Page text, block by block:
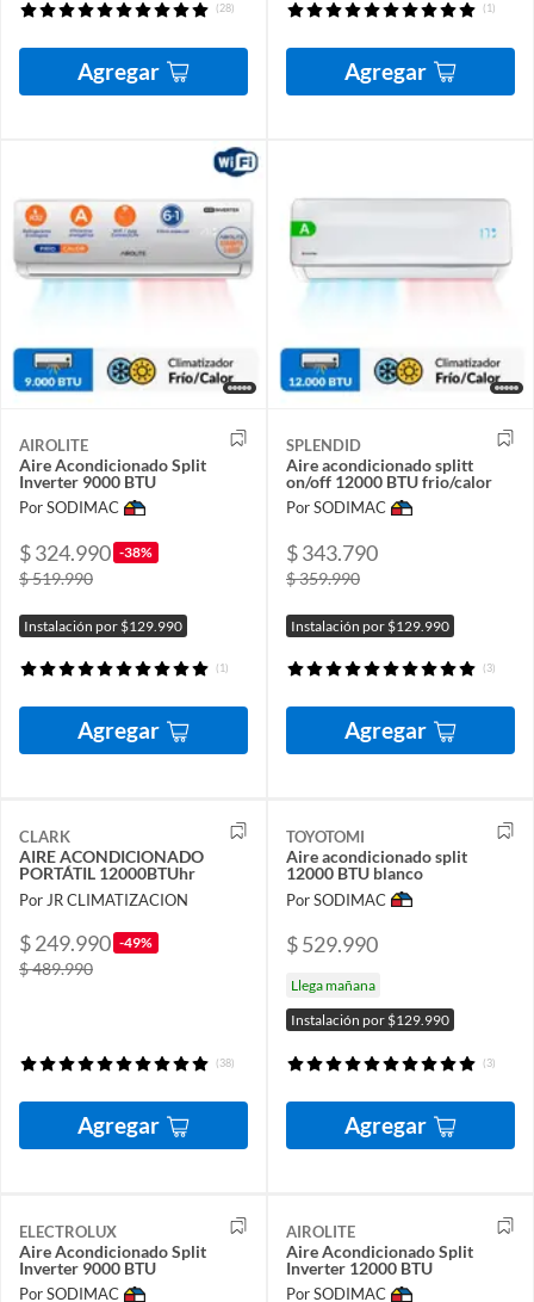
(28)
Agregar
(1)
Agregar
AIROLITE
Aire Acondicionado Split
Inverter 9000 BTU
Por SODIMAC
$ 324.990 -38%
$ 519.990
Instalación por $129.990
(1)
Agregar
SPLENDID
Aire acondicionado splitt
on/off 12000 BTU frio/calor
Por SODIMAC
$ 343.790
$ 359.990
Instalación por $129.990
(3)
Agregar
CLARK
AIRE ACONDICIONADO
PORTÁTIL 12000BTUhr
Por JR CLIMATIZACION
$ 249.990 -49%
$ 489.990
(38)
Agregar
TOYOTOMI
Aire acondicionado split
12000 BTU blanco
Por SODIMAC
$ 529.990
Llega mañana
Instalación por $129.990
(3)
Agregar
ELECTROLUX
Aire Acondicionado Split
Inverter 9000 BTU
Por SODIMAC
AIROLITE
Aire Acondicionado Split
Inverter 12000 BTU
Por SODIMAC